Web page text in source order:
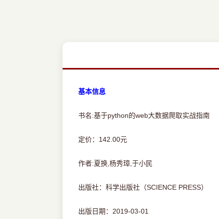
基本信息
书名:基于python的web大数据爬取实战指南
定价：142.00元
作者:夏换,杨秀璋,于小民
出版社：科学出版社（SCIENCE PRESS）
出版日期：2019-03-01